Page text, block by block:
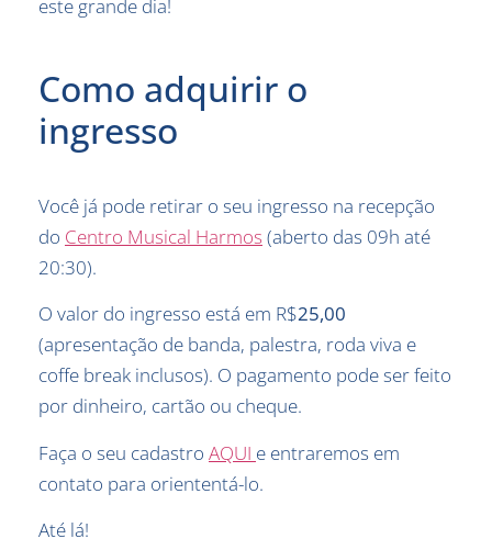
este grande dia!
Como adquirir o
ingresso
Você já pode retirar o seu ingresso na recepção
do Centro Musical Harmos (aberto das 09h até
20:30).
O valor do ingresso está em R$25,00
(apresentação de banda, palestra, roda viva e
coffe break inclusos). O pagamento pode ser feito
por dinheiro, cartão ou cheque.
Faça o seu cadastro AQUI e entraremos em
contato para oriententá-lo.
Até lá!